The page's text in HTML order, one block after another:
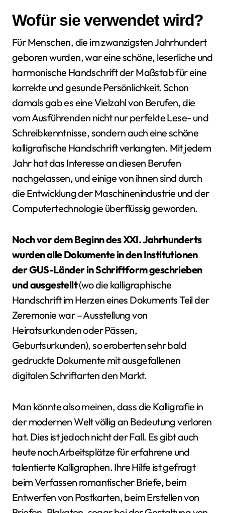
Wofür sie verwendet wird?
Für Menschen, die im zwanzigsten Jahrhundert
geboren wurden, war eine schöne, leserliche und
harmonische Handschrift der Maßstab für eine
korrekte und gesunde Persönlichkeit. Schon
damals gab es eine Vielzahl von Berufen, die
vom Ausführenden nicht nur perfekte Lese- und
Schreibkenntnisse, sondern auch eine schöne
kalligrafische Handschrift verlangten. Mit jedem
Jahr hat das Interesse an diesen Berufen
nachgelassen, und einige von ihnen sind durch
die Entwicklung der Maschinenindustrie und der
Computertechnologie überflüssig geworden.
Noch vor dem Beginn des XXI. Jahrhunderts
wurden alle Dokumente in den Institutionen
der GUS-Länder in Schriftform geschrieben
und ausgestellt(wo die kalligraphische
Handschrift im Herzen eines Dokuments Teil der
Zeremonie war – Ausstellung von
Heiratsurkunden oder Pässen,
Geburtsurkunden), so eroberten sehr bald
gedruckte Dokumente mit ausgefallenen
digitalen Schriftarten den Markt.
Man könnte also meinen, dass die Kalligrafie in
der modernen Welt völlig an Bedeutung verloren
hat. Dies ist jedoch nicht der Fall. Es gibt auch
heute noch Arbeitsplätze für erfahrene und
talentierte Kalligraphen. Ihre Hilfe ist gefragt
beim Verfassen romantischer Briefe, beim
Entwerfen von Postkarten, beim Erstellen von